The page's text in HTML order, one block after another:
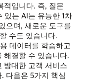
적입니다. 즉, 질문
있는 AI는 유능한 1차
으며, 새로운 도구를
수도 있습니다.
데이터를 학습하고
해결할 수 있습니다.
방대한 고객 서비스
다음은 5가지 핵심